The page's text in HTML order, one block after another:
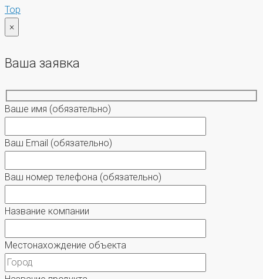
Top
×
Ваша заявка
Ваше имя (обязательно)
Ваш Email (обязательно)
Ваш номер телефона (обязательно)
Название компании
Местонахождение объекта